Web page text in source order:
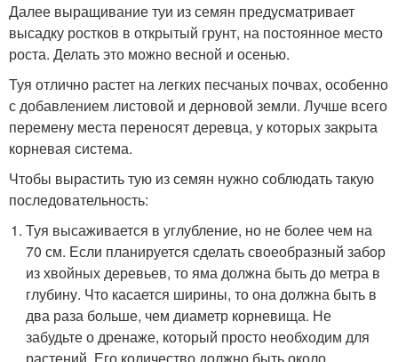
Далее выращивание туи из семян предусматривает
высадку ростков в открытый грунт, на постоянное место
роста. Делать это можно весной и осенью.
Туя отлично растет на легких песчаных почвах, особенно
с добавлением листовой и дерновой земли. Лучше всего
перемену места переносят деревца, у которых закрыта
корневая система.
Чтобы вырастить тую из семян нужно соблюдать такую
последовательность:
Туя высаживается в углубление, но не более чем на
70 см. Если планируется сделать своеобразный забор
из хвойных деревьев, то яма должна быть до метра в
глубину. Что касается ширины, то она должна быть в
два раза больше, чем диаметр корневища. Не
забудьте о дренаже, который просто необходим для